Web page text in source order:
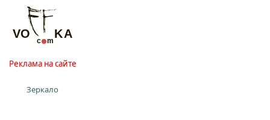
Реклама на сайте
Зеркало